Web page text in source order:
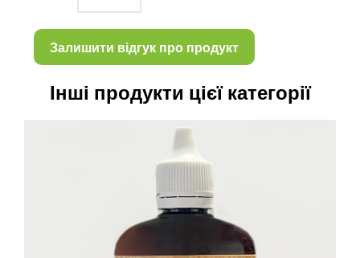
Інші продукти цієї категорії